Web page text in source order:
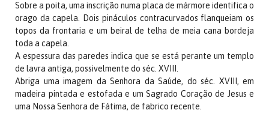
Sobre a poita, uma inscrição numa placa de mármore identifica o
orago da capela. Dois pináculos contracurvados flanqueiam os
topos da frontaria e um beiral de telha de meia cana bordeja
toda a capela.
A espessura das paredes indica que se está perante um templo
de lavra antiga, possivelmente do séc. XVIII.
Abriga uma imagem da Senhora da Saúde, do séc. XVIII, em
madeira pintada e estofada e um Sagrado Coração de Jesus e
uma Nossa Senhora de Fátima, de fabrico recente.